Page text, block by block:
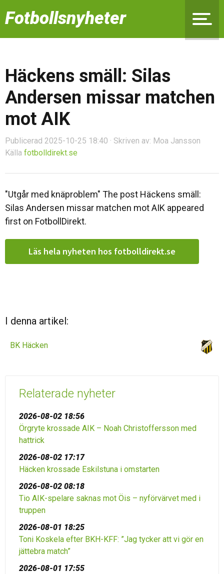
Fotbollsnyheter
Häckens smäll: Silas
Andersen missar matchen
mot AIK
Publicerad 2025-10-25 18:40 · Skriven av: Moa Jansson
Källa fotbolldirekt.se
"Utgår med knäproblem" The post Häckens smäll:
Silas Andersen missar matchen mot AIK appeared
first on FotbollDirekt.
Läs hela nyheten hos fotbolldirekt.se
I denna artikel:
BK Häcken
Relaterade nyheter
2026-08-02 18:56
Örgryte krossade AIK – Noah Christoffersson med
hattrick
2026-08-02 17:17
Häcken krossade Eskilstuna i omstarten
2026-08-02 08:18
Tio AIK-spelare saknas mot Öis – nyförvärvet med i
truppen
2026-08-01 18:25
Toni Koskela efter BKH-KFF: ”Jag tycker att vi gör en
jättebra match”
2026-08-01 17:55